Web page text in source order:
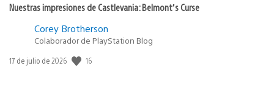
Nuestras impresiones de Castlevania: Belmont’s Curse
Corey Brotherson
Colaborador de PlayStation Blog
Fecha
17 de julio de 2026 16